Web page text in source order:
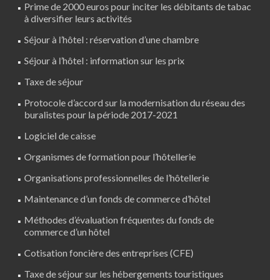
Prime de 2000 euros pour inciter les débitants de tabac
à diversifier leurs activités
Séjour à l’hôtel : réservation d’une chambre
Séjour à l’hôtel : information sur les prix
Taxe de séjour
Protocole d’accord sur la modernisation du réseau des
buralistes pour la période 2017-2021
Logiciel de caisse
Organismes de formation pour l’hôtellerie
Organisations professionnelles de l’hôtellerie
Maintenance d’un fonds de commerce d’hôtel
Méthodes d’évaluation fréquentes du fonds de
commerce d’un hôtel
Cotisation foncière des entreprises (CFE)
Taxe de séjour sur les hébergements touristiques